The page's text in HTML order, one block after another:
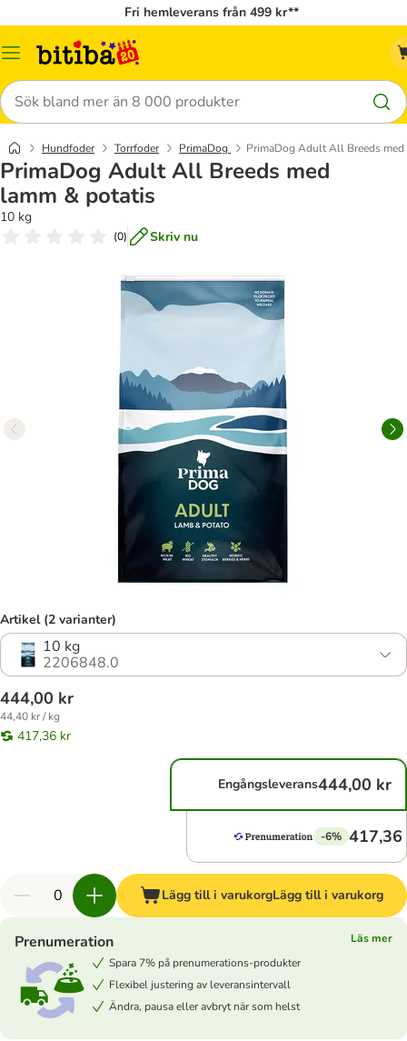
Fri hemleverans från 499 kr**
Meny
Sök
Hundfoder Torrfoder PrimaDog PrimaDog Adult All Breeds
PrimaDog Adult All Breeds med
lamm & potatis
10 kg
(0) Skriv nu
Artikel (2 varianter)
10 kg
2206848.0
444,00 kr
44,40 kr / kg
417,36 kr
Engångsleverans444,00 kr
-6% 417,36
Lägg till i varukorgLägg till i varukorg
Prenumeration
Läs mer
Spara 7% på prenumerations-produkter
Flexibel justering av leveransintervall
Ändra, pausa eller avbryt när som helst